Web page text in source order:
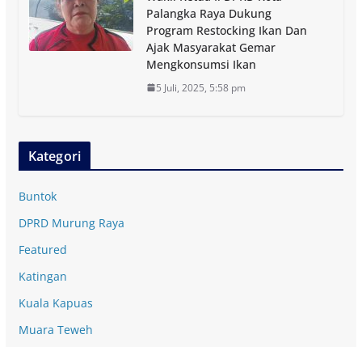
Palangka Raya Dukung
Program Restocking Ikan Dan
Ajak Masyarakat Gemar
Mengkonsumsi Ikan
5 Juli, 2025, 5:58 pm
Kategori
Buntok
DPRD Murung Raya
Featured
Katingan
Kuala Kapuas
Muara Teweh